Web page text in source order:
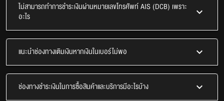
ไม่สามารถทำการชำระเงินผ่านหมายเลขโทรศัพท์ AIS (DCB) เพราะ
อะไร
แนะนำช่องทางเติมเงินหากเงินในเบอร์ไม่พอ
ช่องทางชำระเงินในการซื้อสินค้าและบริการมีอะไรบ้าง